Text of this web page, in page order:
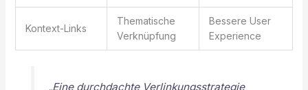
Kontext-Links
Thematische
Verknüpfung
Bessere User
Experience
„Eine durchdachte Verlinkungsstrategie